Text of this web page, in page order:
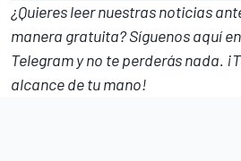
¿Quieres leer nuestras noticias
manera gratuita? Síguenosaquí
Telegramy no te perderás nada.
alcance de tu mano!